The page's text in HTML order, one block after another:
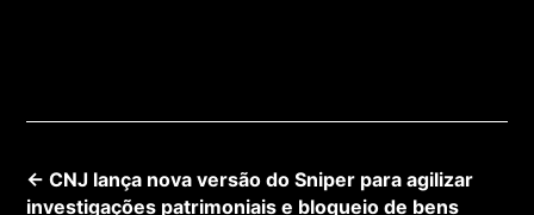
←CNJ lança nova versão do Sniper para agilizar
investigações patrimoniais e bloqueio de bens